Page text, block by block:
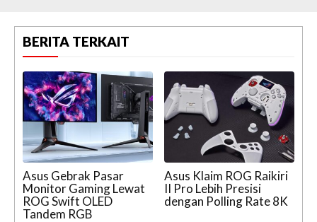
BERITA TERKAIT
Asus Gebrak Pasar
Monitor Gaming Lewat
ROG Swift OLED
Tandem RGB
Asus Klaim ROG Raikiri
II Pro Lebih Presisi
dengan Polling Rate 8K